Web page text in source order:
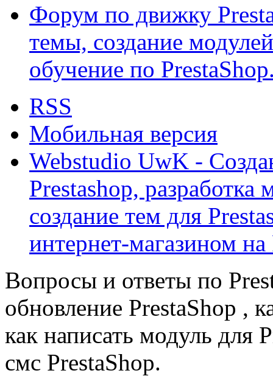
Форум по движку
темы, создание
обучение по
RSS
Мобильная версия
Webstudio UwK -
Prestashop, разработка
создание тем для
интернет-магазином на
Вопросы и ответы по
обновление PrestaShop ,
как написать модуль для
смс PrestaShop.